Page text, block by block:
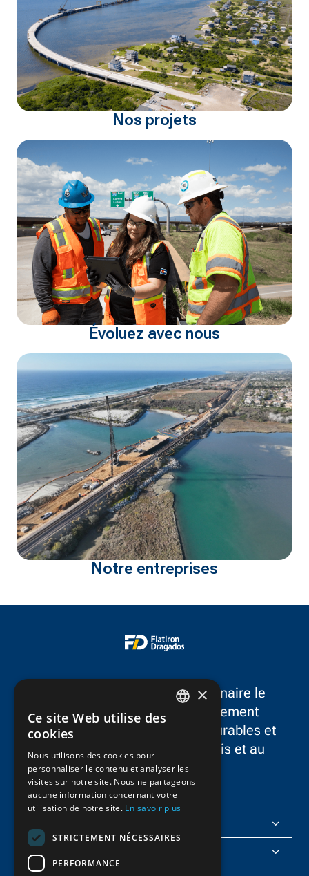
Nos projets
Évoluez avec nous
Notre entreprises
FlatironDragados est le partenaire le
plus fiable dans le développement
d’infrastructures résilientes, durables et
novatrices dans aux États-Unis et au
Canada.
À propos de nous
×
Ce site Web utilise des
cookies
Nous utilisons des cookies pour
personnaliser le contenu et analyser les
visites sur notre site. Nous ne partageons
aucune information concernant votre
utilisation de notre site. En savoir plus
STRICTEMENT NÉCESSAIRES
PERFORMANCE